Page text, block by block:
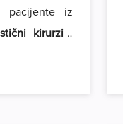
pacijente iz
kirurzi i
Royal